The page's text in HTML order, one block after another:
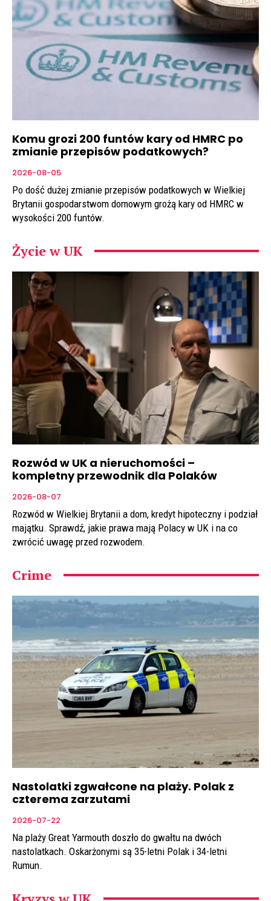
Komu grozi 200 funtów kary od HMRC po
zmianie przepisów podatkowych?
2026-08-05
Po dość dużej zmianie przepisów podatkowych w Wielkiej
Brytanii gospodarstwom domowym grożą kary od HMRC w
wysokości 200 funtów.
Życie w UK
Rozwód w UK a nieruchomości –
kompletny przewodnik dla Polaków
2026-08-07
Rozwód w Wielkiej Brytanii a dom, kredyt hipoteczny i podział
majątku. Sprawdź, jakie prawa mają Polacy w UK i na co
zwrócić uwagę przed rozwodem.
Crime
Nastolatki zgwałcone na plaży. Polak z
czterema zarzutami
2026-07-22
Na plaży Great Yarmouth doszło do gwałtu na dwóch
nastolatkach. Oskarżonymi są 35-letni Polak i 34-letni
Rumun.